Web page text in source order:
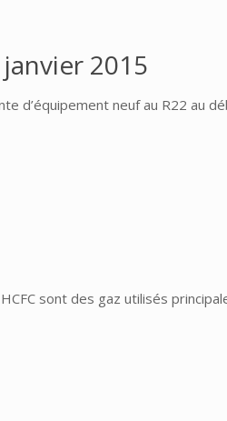
2015
d’équipement neuf au R22 au
HCFC sont des gaz utilisés